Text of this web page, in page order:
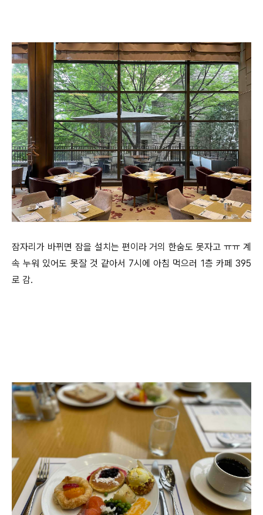
잠자리가 바뀌면 잠을 설치는 편이라 거의 한숨도 못자고 ㅠㅠ 계
속 누워 있어도 못잘 것 같아서 7시에 아침 먹으러 1층 카페 395
로 감.